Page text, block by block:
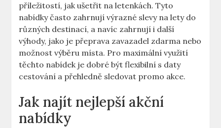
příležitostí, jak ušetřit na letenkách. Tyto
nabídky často zahrnují výrazné slevy na lety do
různých destinací, a navíc zahrnují i další
výhody, jako je přeprava zavazadel zdarma nebo
možnost výběru místa. Pro maximální využití
těchto nabídek je dobré být flexibilní s daty
cestování a přehledně sledovat promo akce.
Jak najít nejlepší akční
nabídky